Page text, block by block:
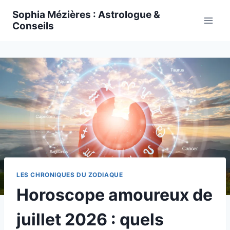
Sophia Mézières : Astrologue &
Conseils
LES CHRONIQUES DU ZODIAQUE
Horoscope amoureux de
juillet 2026 : quels